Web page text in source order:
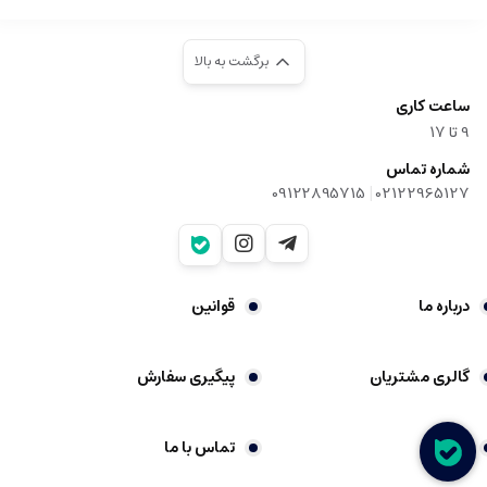
برگشت به بالا
ساعت کاری
9‌ تا ۱۷
شماره تماس
02122965127
|
09122895715
درباره ما قوانین
گالری مشتریان پیگیری سفارش
شکایات تماس با ما